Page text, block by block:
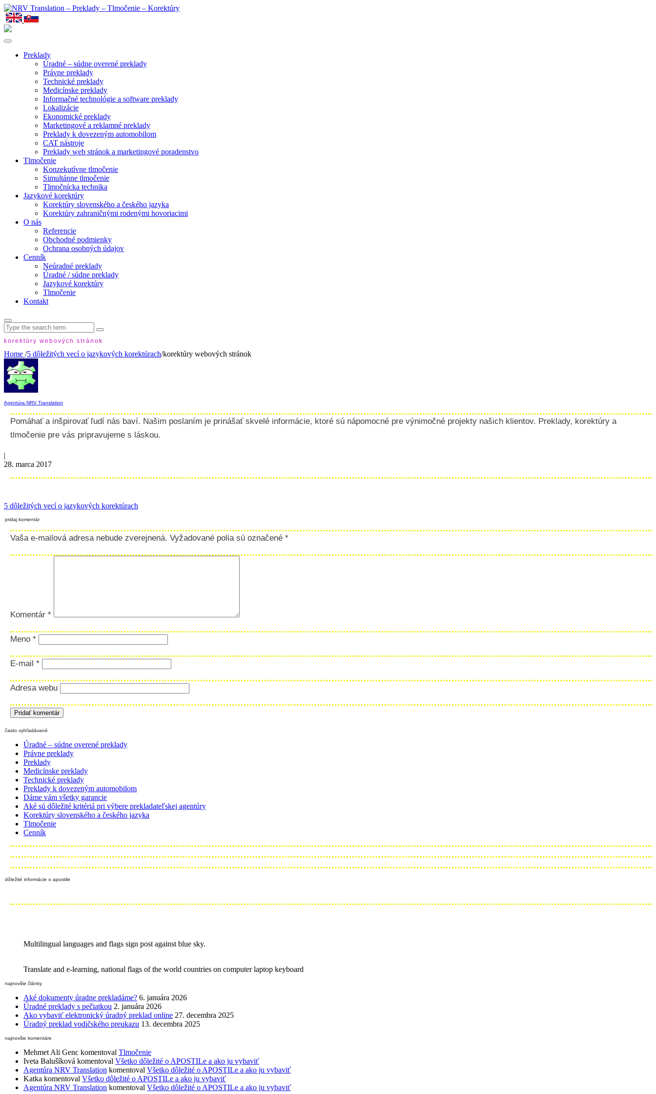
Preklady
Úradné – súdne overené preklady
Právne preklady
Technické preklady
Medicínske preklady
Informačné technológie a software preklady
Lokalizácie
Ekonomické preklady
Marketingové a reklamné preklady
Preklady k dovezeným automobilom
CAT nástroje
Preklady web stránok a marketingové poradenstvo
Tlmočenie
Konzekutívne tlmočenie
Simultánne tlmočenie
Tlmočnícka technika
Jazykové korektúry
Korektúry slovenského a českého jazyka
Korektúry zahraničnými rodenými hovoriacimi
O nás
Referencie
Obchodné podmienky
Ochrana osobných údajov
Cenník
Neúradné preklady
Úradné / súdne preklady
Jazykové korektúry
Tlmočenie
Kontakt
Search
for:
korektúry webových stránok
Home /5 dôležitých vecí o jazykových korektúrach/korektúry webových stránok
Agentúra NRV Translation
Pomáhať a inšpirovať ľudí nás baví. Našim poslaním je prinášať skvelé informácie, ktoré sú nápomocné pre výnimočné projekty našich klientov. Preklady, korektúry a
tlmočenie pre vás pripravujeme s láskou.
|
28. marca 2017
5 dôležitých vecí o jazykových korektúrach
pridaj komentár
Vaša e-mailová adresa nebude zverejnená. Vyžadované polia sú označené *
Komentár *
Meno *
E-mail *
Adresa webu
často vyhľadávané
Úradné – súdne overené preklady
Právne preklady
Preklady
Medicínske preklady
Technické preklady
Preklady k dovezeným automobilom
Dáme vám všetky garancie
Aké sú dôležité kritériá pri výbere prekladateľskej agentúry
Korektúry slovenského a českého jazyka
Tlmočenie
Cenník
dôležité informácie o apostile
Multilingual languages and flags sign post against blue sky.
Translate and e-learning, national flags of the world countries on computer laptop keyboard
najnovšie články
Aké dokumenty úradne prekladáme? 6. januára 2026
Úradné preklady s pečiatkou 2. januára 2026
Ako vybaviť elektronický úradný preklad online 27. decembra 2025
Úradný preklad vodičského preukazu 13. decembra 2025
najnovšie komentáre
Mehmet Ali Genc komentoval Tlmočenie
Iveta Balušíková komentoval Všetko dôležité o APOSTILe a ako ju vybaviť
Agentúra NRV Translation komentoval Všetko dôležité o APOSTILe a ako ju vybaviť
Katka komentoval Všetko dôležité o APOSTILe a ako ju vybaviť
Agentúra NRV Translation komentoval Všetko dôležité o APOSTILe a ako ju vybaviť